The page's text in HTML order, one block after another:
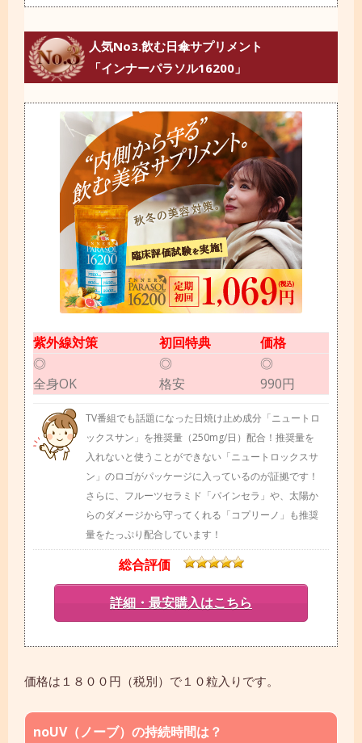
人気No3.飲む日傘サプリメント
「インナーパラソル16200」
紫外線対策 初回特典
価格
◎
全身OK
◎
格安
◎
990円
TV番組でも話題になった日焼け止め成分「ニュートロ
ックスサン」を推奨量（250mg/日）配合！推奨量を
入れないと使うことができない「ニュートロックスサ
ン」のロゴがパッケージに入っているのが証拠です！
さらに、フルーツセラミド「パインセラ」や、太陽か
らのダメージから守ってくれる「コプリーノ」も推奨
量をたっぷり配合しています！
総合評価
詳細・最安購入はこちら
価格は１８００円（税別）で１０粒入りです。
noUV（ノーブ）の持続時間は？